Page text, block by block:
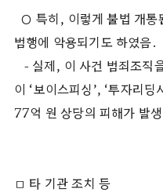
○ 특히, 이렇게 불법 개통
범행에 악용되기도 하였음.
- 실제, 이 사건 범죄조직
이 ‘보이스피싱’, ‘투자리
77억 원 상당의 피해가 발
□ 타 기관 조치 등